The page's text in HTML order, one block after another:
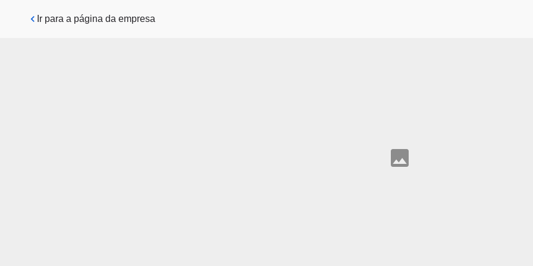
Pular para o conteúdo principal
Ir para a página da empresa